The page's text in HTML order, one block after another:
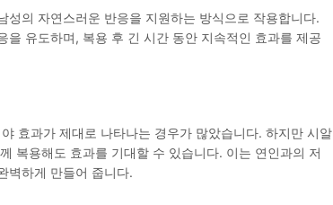
의 자연스러운 반응을 지원하는 방식으로 작용합니다.
을 유도하며, 복용 후 긴 시간 동안 지속적인 효과를 제공
효과가 제대로 나타나는 경우가 많았습니다. 하지만 시알
복용해도 효과를 기대할 수 있습니다. 이는 연인과의 저
벽하게 만들어 줍니다.